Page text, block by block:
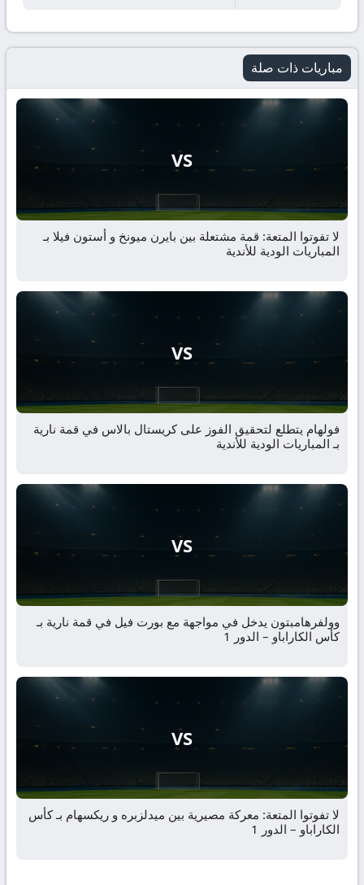
مباريات ذات صلة
VS
لا تفوتوا المتعة: قمة مشتعلة بين بايرن ميونخ و أستون فيلا بـ
المباريات الودية للأندية
VS
فولهام يتطلع لتحقيق الفوز على كريستال بالاس في قمة نارية
بـ المباريات الودية للأندية
VS
وولفرهامبتون يدخل في مواجهة مع بورت فيل في قمة نارية بـ
كأس الكاراباو – الدور 1
VS
لا تفوتوا المتعة: معركة مصيرية بين ميدلزبره و ريكسهام بـ كأس
الكاراباو – الدور 1